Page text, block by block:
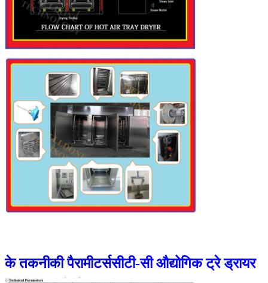
के तकनीकी पैरामीटर्ससीटी-सी औद्योगिक ट्रे ड्रायर